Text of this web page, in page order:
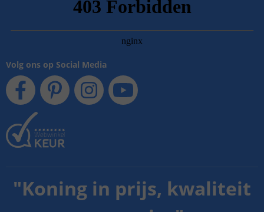
Volg ons op Social Media
"Koning in prijs, kwaliteit